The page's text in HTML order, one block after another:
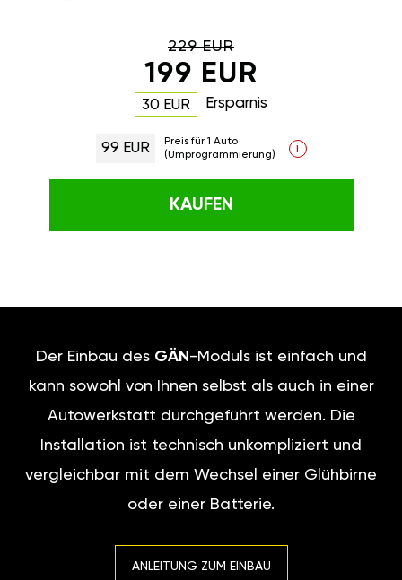
229 EUR
199 EUR
30 EUR Ersparnis
99 EUR
Preis für 1 Auto
(Umprogrammierung)
i
KAUFEN
Der Einbau des GÄN -Moduls ist einfach und
kann sowohl von Ihnen selbst als auch in einer
Autowerkstatt durchgeführt werden. Die
Installation ist technisch unkompliziert und
vergleichbar mit dem Wechsel einer Glühbirne
oder einer Batterie.
ANLEITUNG ZUM EINBAU